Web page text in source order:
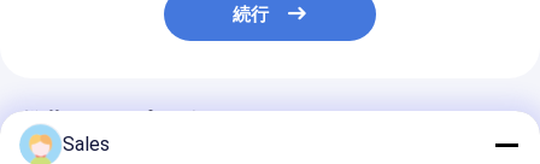
続行
推薦されたプロダクト
Sales